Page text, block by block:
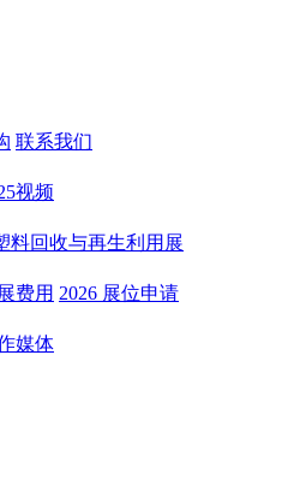
联系我们
视频
料回收与再生利用展
费用 2026 展位申请
媒体